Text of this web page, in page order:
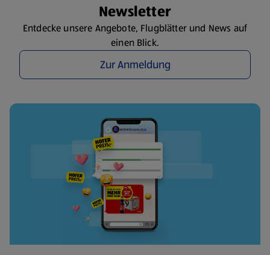
Newsletter
Entdecke unsere Angebote, Flugblätter und News auf
einen Blick.
Zur Anmeldung